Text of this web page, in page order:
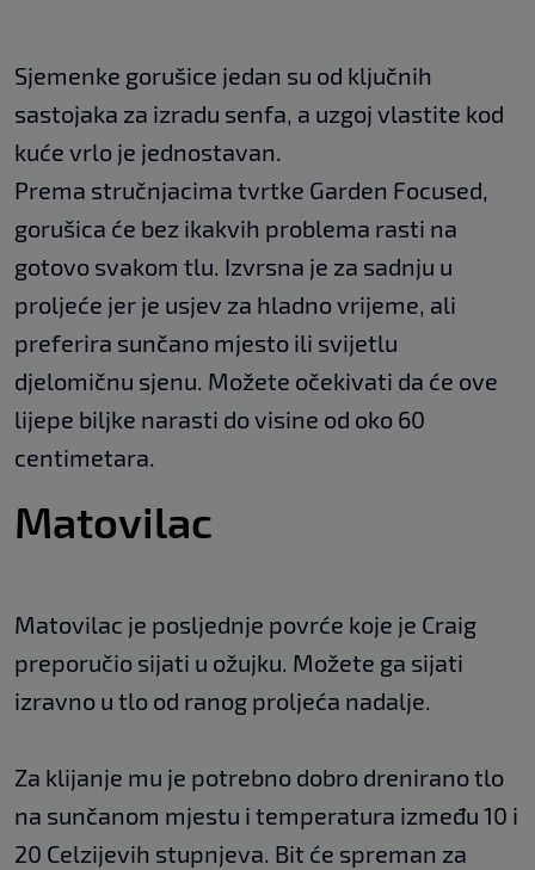
Sjemenke gorušice jedan su od ključnih
sastojaka za izradu senfa, a uzgoj vlastite kod
kuće vrlo je jednostavan.
Prema stručnjacima tvrtke Garden Focused,
gorušica će bez ikakvih problema rasti na
gotovo svakom tlu. Izvrsna je za sadnju u
proljeće jer je usjev za hladno vrijeme, ali
preferira sunčano mjesto ili svijetlu
djelomičnu sjenu. Možete očekivati ​​da će ove
lijepe biljke narasti do visine od oko 60
centimetara.
Matovilac
Matovilac je posljednje povrće koje je Craig
preporučio sijati u ožujku. Možete ga sijati
izravno u tlo od ranog proljeća nadalje.
Za klijanje mu je potrebno dobro drenirano tlo
na sunčanom mjestu i temperatura između 10 i
20 Celzijevih stupnjeva. Bit će spreman za